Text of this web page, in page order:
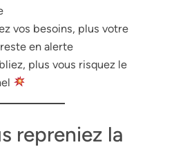
vos besoins, plus votre
en alerte
plus vous risquez le
repreniez la